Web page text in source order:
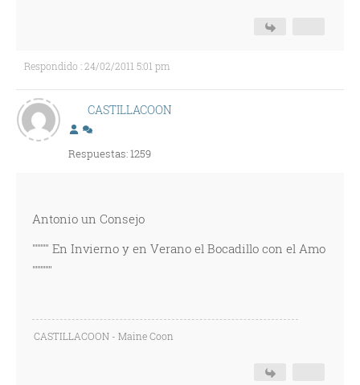
Respondido : 24/02/2011 5:01 pm
CASTILLACOON
Respuestas: 1259
Antonio un Consejo
""""" En Invierno y en Verano el Bocadillo con el Amo
""""""
CASTILLACOON - Maine Coon